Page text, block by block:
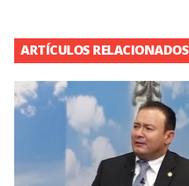
ARTÍCULOS RELACIONADOS